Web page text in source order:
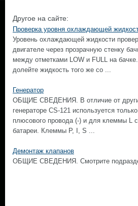
Другое на сайте:
Проверка уровня охлаждающей
Уровень охлаждающей жидкости
двигателе через прозрачную стенку
между отметками LOW и FULL на
долейте жидкость того же со ...
Генератор
ОБЩИЕ СВЕДЕНИЯ. В отличие от
генераторе CS-121 используется
плюсового провода (-) и для клеммы L
батареи. Клеммы Р, I, S ...
Демонтаж клапанов
ОБЩИЕ СВЕДЕНИЯ. Смотрите